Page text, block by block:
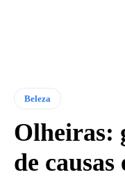
Beleza
Olheiras:
de